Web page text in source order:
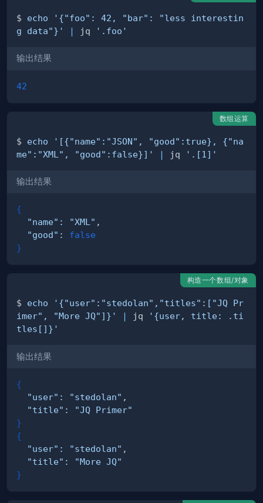
$ echo
'{"foo": 42, "bar": "less interestin
g data"}'
| jq '.foo'
输出结果
42
数组运算
$ echo
'[{"name":"JSON", "good":true}, {"na
me":"XML", "good":false}]'
| jq '.[1]'
输出结果
{
"name" : "XML"
"good" :
false
}
构造一个数组/对象
$ echo
'{"user":"stedolan","titles":["JQ Pr
imer", "More JQ"]}'
| jq
'{user, title: .ti
tles[]}'
输出结果
{
"user" : "stedolan"
"title" :
"JQ Primer"
}
{
"user" : "stedolan"
"title" :
"More JQ"
}